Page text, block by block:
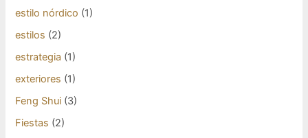
estilo nórdico (1)
estilos (2)
estrategia (1)
exteriores (1)
Feng Shui (3)
Fiestas (2)